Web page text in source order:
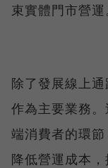
束實體門市營運
除了發展線上
作為主要業務
端消費者的環
降低營運成本，